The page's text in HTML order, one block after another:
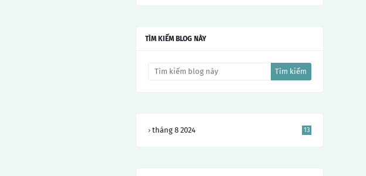
TÌM KIẾM BLOG NÀY
tháng 8 2024 13